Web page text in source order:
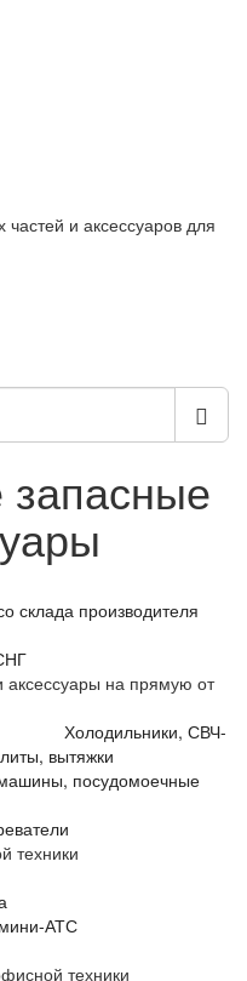
склада производителя
Холодильники, СВЧ-
вытяжки
посудомоечные
АТС